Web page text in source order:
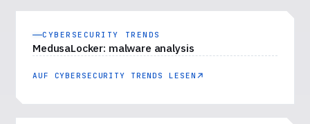
CYBERSECURITY TRENDS
MedusaLocker: malware analysis
AUF CYBERSECURITY TRENDS LESEN